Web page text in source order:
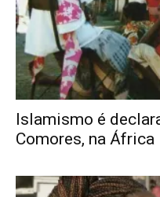
Islamismo é
Comores, na África